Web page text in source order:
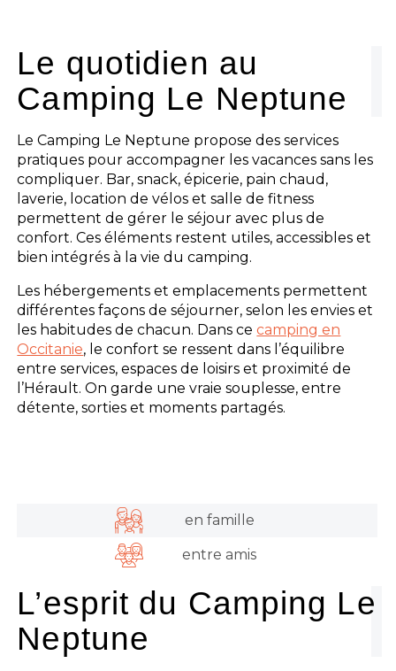
L'espace Aquatique
Les activités
Les infos pratiques
Le quotidien au
Camping Le Neptune
Le Camping Le Neptune propose des services
pratiques pour accompagner les vacances sans les
compliquer. Bar, snack, épicerie, pain chaud,
laverie, location de vélos et salle de fitness
permettent de gérer le séjour avec plus de
confort. Ces éléments restent utiles, accessibles et
bien intégrés à la vie du camping.
Les hébergements et emplacements permettent
différentes façons de séjourner, selon les envies et
les habitudes de chacun. Dans cecamping en
Occitanie, le confort se ressent dans l’équilibre
entre services, espaces de loisirs et proximité de
l’Hérault. On garde une vraie souplesse, entre
détente, sorties et moments partagés.
en famille
entre amis
L’esprit du Camping Le
Neptune